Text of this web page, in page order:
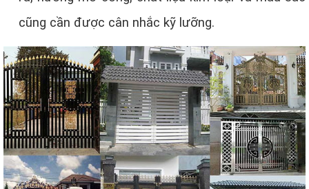
cũng cần được cân nhắc kỹ lưỡng.